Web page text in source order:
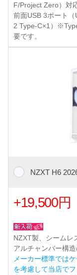
F/Project Zero）対
前面USB 3ポート
2 Type-C×1）
要です。
NZXT H6
+19,500円
NZXT製、シームレ
アルチャンバー構
メーカー標準では
を考慮して当店で